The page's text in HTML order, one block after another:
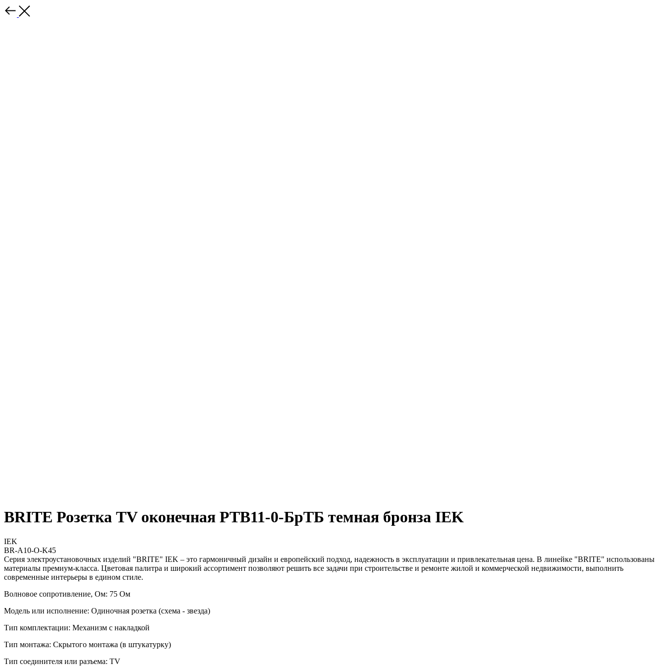
BRITE Розетка TV оконечная РТВ11-0-БрТБ темная бронза IEK
IEK
BR-A10-O-K45
Серия электроустановочных изделий "BRITE" IEK – это гармоничный дизайн и европейский подход, надежность в эксплуатации и привлекательная цена. В линейке "BRITE" использованы
материалы премиум-класса. Цветовая палитра и широкий ассортимент позволяют решить все задачи при строительстве и ремонте жилой и коммерческой недвижимости, выполнить
современные интерьеры в едином стиле.
Волновое сопротивление, Ом: 75 Ом
Модель или исполнение: Одиночная розетка (схема - звезда)
Тип комплектации: Механизм с накладкой
Тип монтажа: Скрытого монтажа (в штукатурку)
Тип соединителя или разъема: TV